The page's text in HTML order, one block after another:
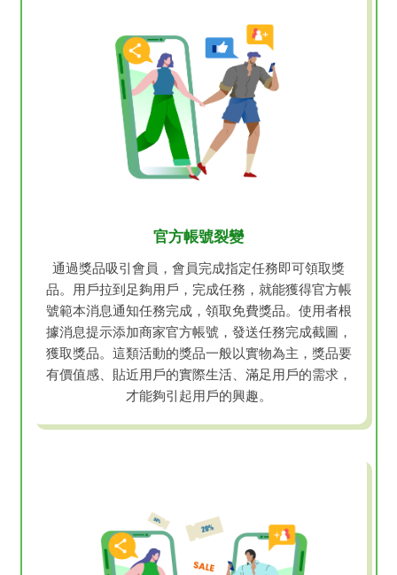
官方帳號裂變
通過獎品吸引會員，會員完成指定任務即可領取獎
品。用戶拉到足夠用戶，完成任務，就能獲得官方帳
號範本消息通知任務完成，領取免費獎品。使用者根
據消息提示添加商家官方帳號，發送任務完成截圖，
獲取獎品。這類活動的獎品一般以實物為主，獎品要
有價值感、貼近用戶的實際生活、滿足用戶的需求，
才能夠引起用戶的興趣。